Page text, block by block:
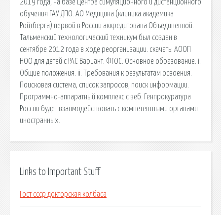
2019 года, на базе Центра симуляционного и дистанционного
обучения ГАУ ДПО. АО Медицина (клиника академика
Ройтберга) первой в России аккредитована Объединенной.
Тальменский технологический техникум был создан в
сентябре 2012 года в ходе реорганизации. cкачать: АООП
НОО для детей с РАС Вариант. ФГОС. Основное образование. i.
Общие положения. ii. Требования к результатам освоения.
Поисковая сиcтема, список запросов, поиск информации.
Программно-аппаратный комплекс с веб. Генпрокуратура
России будет взаимодействовать с компетентными органами
иностранных.
Links to Important Stuff
Гост ссср докторская колбаса